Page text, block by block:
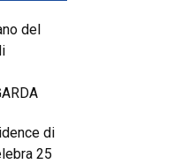
del
di
25